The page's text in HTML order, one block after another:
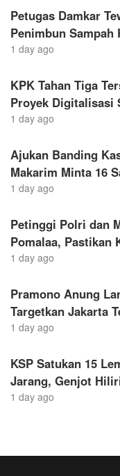
Petugas Damkar
Penimbun Sampah
1 day ago
KPK Tahan Tiga
Proyek Digitalisasi
1 day ago
Ajukan Banding
Makarim Minta 16
1 day ago
Petinggi Polri dan
Pomalaa, Pastikan
1 day ago
Pramono Anung
Targetkan Jakarta
1 day ago
KSP Satukan 15
Jarang, Genjot
1 day ago